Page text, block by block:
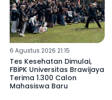
6 Agustus 2026 21:15
Tes Kesehatan Dimulai,
FBiPK Universitas Brawijaya
Terima 1.300 Calon
Mahasiswa Baru